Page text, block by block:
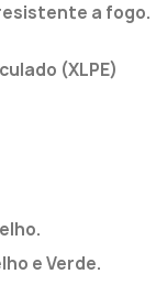
a fogo.
(XLPE)
e Verde.